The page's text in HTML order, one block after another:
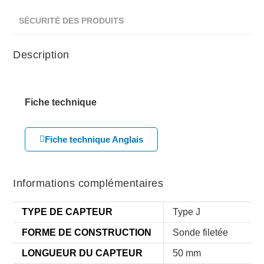
SÉCURITÉ DES PRODUITS
Description
Fiche technique
Fiche technique Anglais
Informations complémentaires
TYPE DE CAPTEUR Type J
FORME DE CONSTRUCTION Sonde filetée
LONGUEUR DU CAPTEUR 50 mm